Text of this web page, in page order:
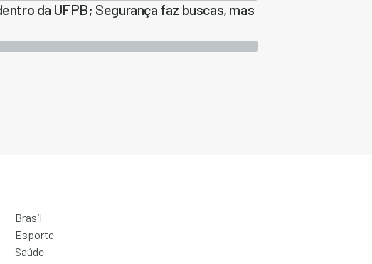
da UFPB; Segurança faz buscas, mas
Brasil
Esporte
Saúde